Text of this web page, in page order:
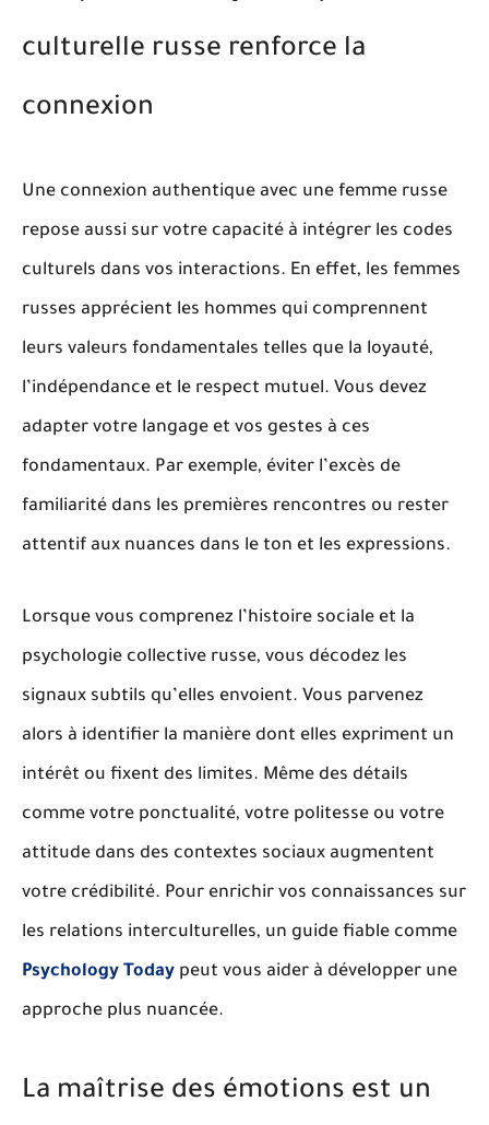
culturelle russe renforce la
connexion
Une connexion authentique avec une femme russe
repose aussi sur votre capacité à intégrer les codes
culturels dans vos interactions. En effet, les femmes
russes apprécient les hommes qui comprennent
leurs valeurs fondamentales telles que la loyauté,
l’indépendance et le respect mutuel. Vous devez
adapter votre langage et vos gestes à ces
fondamentaux. Par exemple, éviter l’excès de
familiarité dans les premières rencontres ou rester
attentif aux nuances dans le ton et les expressions.
Lorsque vous comprenez l’histoire sociale et la
psychologie collective russe, vous décodez les
signaux subtils qu’elles envoient. Vous parvenez
alors à identifier la manière dont elles expriment un
intérêt ou fixent des limites. Même des détails
comme votre ponctualité, votre politesse ou votre
attitude dans des contextes sociaux augmentent
votre crédibilité. Pour enrichir vos connaissances sur
les relations interculturelles, un guide fiable comme
Psychology Today peut vous aider à développer une
approche plus nuancée.
La maîtrise des émotions est un